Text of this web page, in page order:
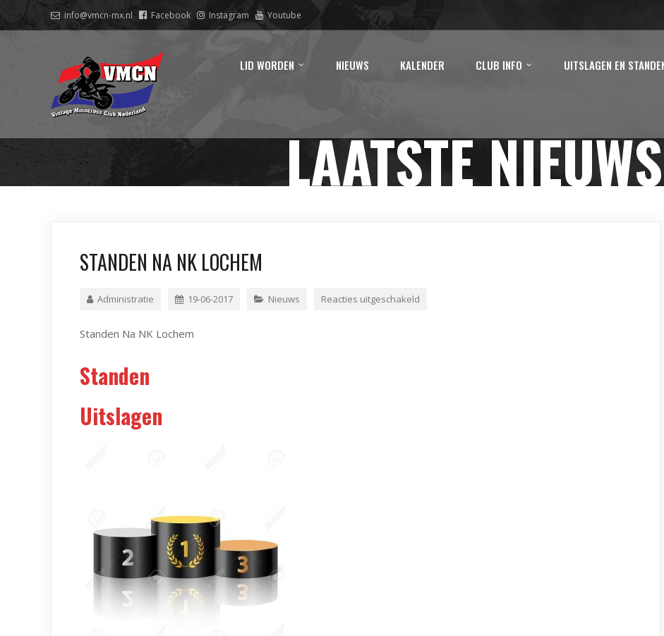
info@vmcn-mx.nl Facebook Instagram Youtube
LID WORDEN NIEUWS KALENDER CLUB INFO UITSLAGEN EN
LAATSTE NIEUWS
STANDEN NA NK LOCHEM
Administratie 19-06-2017 Nieuws Reacties uitgeschakeld
Standen Na NK Lochem
Standen
Uitslagen